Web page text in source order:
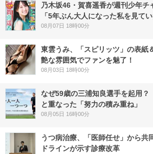
乃木坂46・賀喜遥香が週刊少年チ
「5年ぶん大人になった私を見て
08月07日 18時00分
東雲うみ、「スピリッツ」の表紙
艶な雰囲気でファンを魅了！
08月03日 18時00分
なぜ59歳の三浦知良選手を起用
と重なった「努力の積み重ね」
08月05日 16時00分
うつ病治療、「医師任せ」から
ドラインが示す診療改革